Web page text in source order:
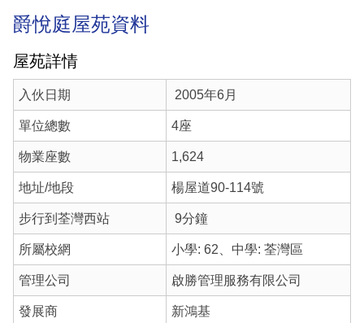
爵悅庭屋苑資料
屋苑詳情
入伙日期 2005年6月
單位總數 4座
物業座數 1,624
地址/地段 楊屋道90-114號
步行到荃灣西站 9分鐘
所屬校網 小學: 62、中學: 荃灣區
管理公司 啟勝管理服務有限公司
發展商 新鴻基